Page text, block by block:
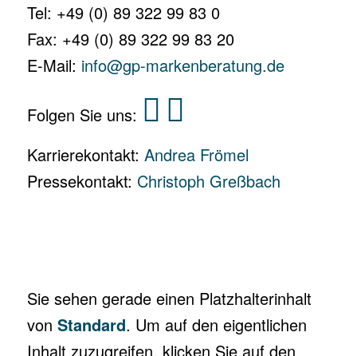
Tel: +49 (0) 89 322 99 83 0
Fax: +49 (0) 89 322 99 83 20
E-Mail: info@gp-markenberatung.de
Folgen Sie uns:
Karrierekontakt: Andrea Frömel
Pressekontakt: Christoph Greßbach
Sie sehen gerade einen Platzhalterinhalt
von Standard. Um auf den eigentlichen
Inhalt zuzugreifen, klicken Sie auf den